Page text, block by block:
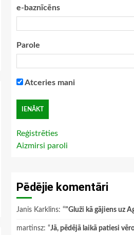
e-baznīcēns
Parole
Atceries mani
Reģistrēties
Aizmirsi paroli
Pēdējie komentāri
Janis Karklins: “"Gluži kā gājiens uz
martinsz: “Jā, pēdējā laikā patiesi